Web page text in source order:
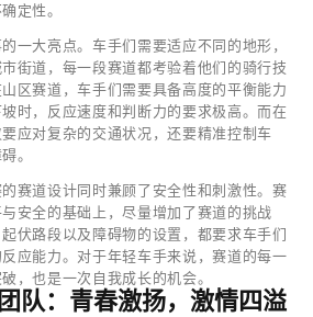
定性。
一大亮点。车手们需要适应不同的地形，
街道，每一段赛道都考验着他们的骑行技
区赛道，车手们需要具备高度的平衡能力
时，反应速度和判断力的要求极高。而在
应对复杂的交通状况，还要精准控制车
。
赛道设计同时兼顾了安全性和刺激性。赛
安全的基础上，尽量增加了赛道的挑战
伏路段以及障碍物的设置，都要求车手们
应能力。对于年轻车手来说，赛道的每一
，也是一次自我成长的机会。
队：青春激扬，激情四溢